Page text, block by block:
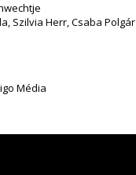
Szilvia Herr, Csaba Polgár
Média